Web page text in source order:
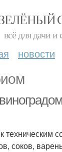
всё для дачи и
новости
техническим
соков,